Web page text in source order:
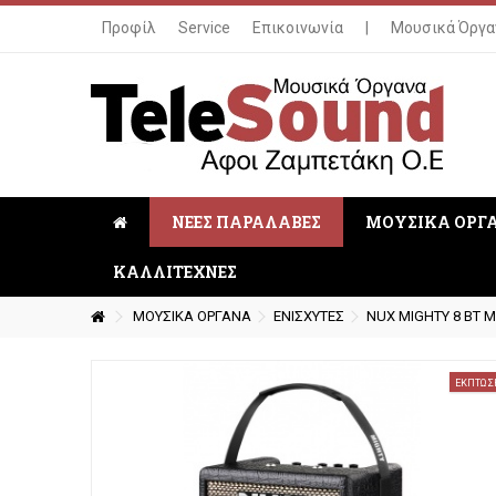
Προφίλ Service Επικοινωνία Μουσικά
ΝΕΕΣ ΠΑΡΑΛΑΒΕΣ ΜΟΥΣΙΚΑ
ΚΑΛΛΙΤΕΧΝΕΣ
ΜΟΥΣΙΚΑ ΟΡΓΑΝΑ ΕΝΙΣΧΥΤΕΣ NUX MIGHTY 8 BT